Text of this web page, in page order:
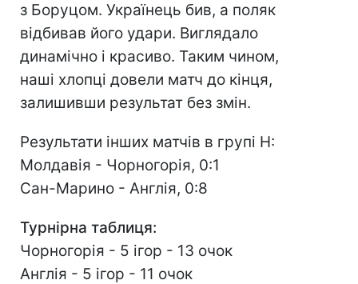
з Боруцом. Українець бив, а поляк
відбивав його удари. Виглядало
динамічно і красиво. Таким чином,
наші хлопці довели матч до кінця,
залишивши результат без змін.
Результати інших матчів в групі Н:
Молдавія - Чорногорія, 0:1
Сан-Марино - Англія, 0:8
Турнірна таблиця:
Чорногорія - 5 ігор - 13 очок
Англія - 5 ігор - 11 очок